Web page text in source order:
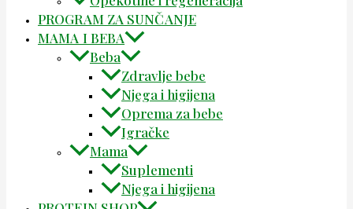
PROGRAM ZA SUNČANJE
MAMA I BEBA
Beba
Zdravlje bebe
Njega i higijena
Oprema za bebe
Igračke
Mama
Suplementi
Njega i higijena